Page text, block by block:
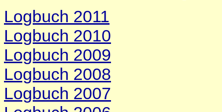
Logbuch 2011
Logbuch 2010
Logbuch 2009
Logbuch 2008
Logbuch 2007